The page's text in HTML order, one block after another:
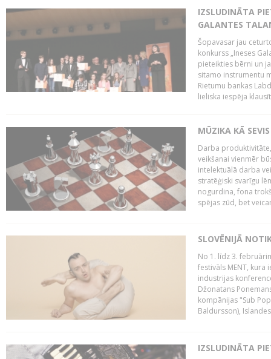
IZSLUDINĀTA
GALANTES
Šopavasar jau
konkurss „Ineses
pieteikties bērni un
sitamo instrumentu
Rietumu bankas
lieliska iespēja
MŪZIKA KĀ
Darba
veikšanai vienmēr
intelektuālā darba
stratēģiski svarīgu
nogurdina, fona
spējas zūd, bet
SLOVĒNIJĀ
No 1. līdz 3.
festivāls MENT, kura
industrijas
Džonatans
kompānijas "Sub
Baldursson),
IZSLUDINĀTA